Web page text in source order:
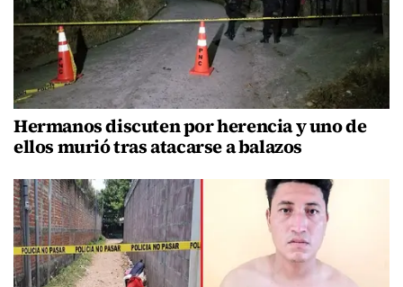
Hermanos discuten por herencia y uno de
ellos murió tras atacarse a balazos